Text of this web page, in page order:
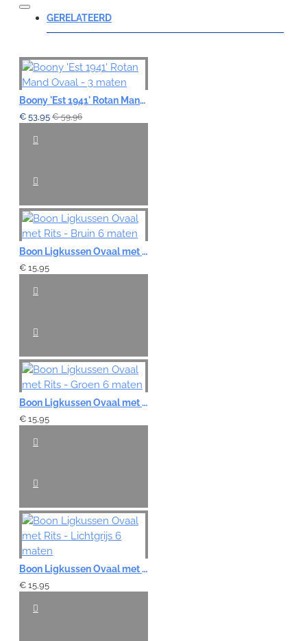
Opmerking:
Note:HTML-code wordt niet vertaald!
Waardering:
GERELATEERD
Boony 'Est 1941' Rotan Mand Ovaal - 3 maten
€ 53,95 € 59,96
Boon Ligkussen Ovaal met Rits - Bruin 6 maten
€ 15,95
Boon Ligkussen Ovaal met Rits - Groen 6 maten
€ 15,95
Boon Ligkussen Ovaal met Rits - Lichtgrijs 6 maten
€ 15,95